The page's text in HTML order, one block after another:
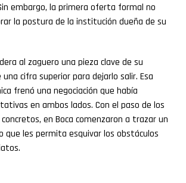
embargo, la primera oferta formal no
la postura de la institución dueña de su
al zaguero una pieza clave de su
cifra superior para dejarlo salir. Esa
frenó una negociación que había
en ambos lados. Con el paso de los
en Boca comenzaron a trazar un
que les permita esquivar los obstáculos